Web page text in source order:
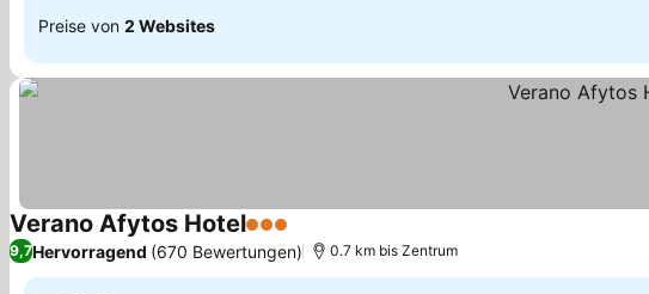
Preise von 2 Websites
Verano Afytos Hotel3 Sterne
9,7Hervorragend (670 Bewertungen) 0.7 km bis Zentrum